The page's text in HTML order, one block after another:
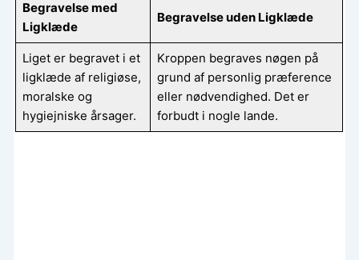
Begravelse med
Ligklæde
Begravelse uden Ligklæde
Liget er begravet i et
ligklæde af religiøse,
moralske og
hygiejniske årsager.
Kroppen begraves nøgen på
grund af personlig præference
eller nødvendighed. Det er
forbudt i nogle lande.